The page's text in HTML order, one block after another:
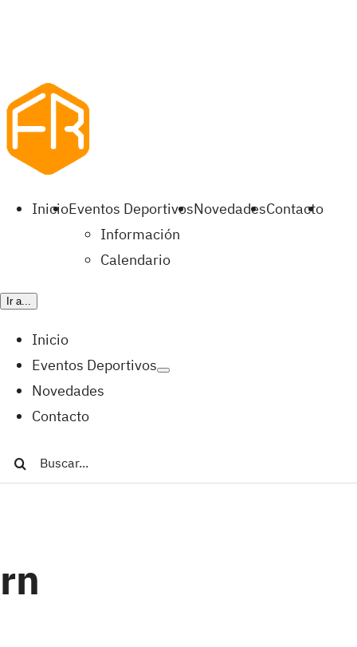
InicioEventos Deportivos
Información
Calendario
NovedadesContacto
Ir a...
Inicio
Eventos Deportivos
Novedades
Contacto
Buscar:
rn